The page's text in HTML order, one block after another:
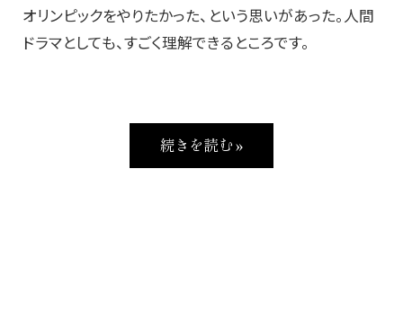
オリンピックをやりたかった、という思いがあった。人間
ドラマとしても、すごく理解できるところです。
続きを読む »